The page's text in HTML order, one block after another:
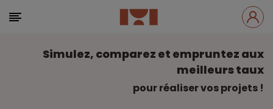
Simulez, comparez et empruntez aux
meilleurs taux
pour réaliser vos projets !